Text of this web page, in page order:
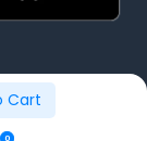
Cart
0
Ltd. |